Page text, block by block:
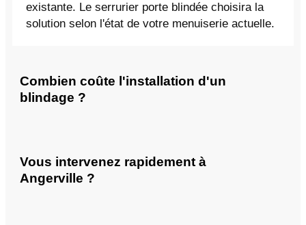
existante. Le serrurier porte blindée choisira la
solution selon l'état de votre menuiserie actuelle.
Combien coûte l'installation d'un
blindage ?
Vous intervenez rapidement à
Angerville ?